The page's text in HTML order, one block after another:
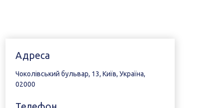
Адреса
Чоколівський бульвар, 13, Київ, Україна,
02000